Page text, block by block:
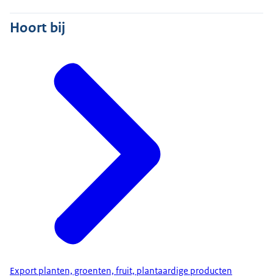
Hoort bij
Export planten, groenten, fruit, plantaardige producten